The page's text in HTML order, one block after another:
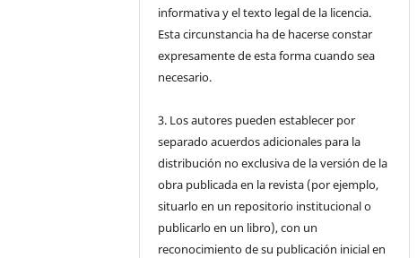
informativa y el texto legal de la licencia.
Esta circunstancia ha de hacerse constar
expresamente de esta forma cuando sea
necesario.
3. Los autores pueden establecer por
separado acuerdos adicionales para la
distribución no exclusiva de la versión de la
obra publicada en la revista (por ejemplo,
situarlo en un repositorio institucional o
publicarlo en un libro), con un
reconocimiento de su publicación inicial en